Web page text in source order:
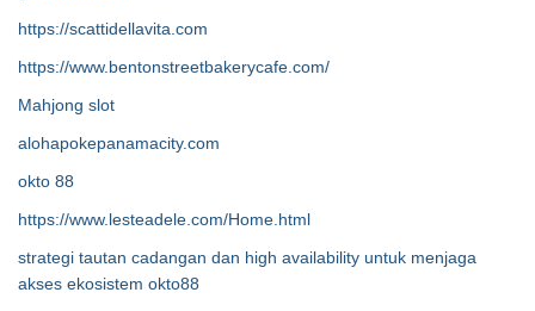
https://scattidellavita.com
https://www.bentonstreetbakerycafe.com/
Mahjong slot
alohapokepanamacity.com
okto 88
https://www.lesteadele.com/Home.html
strategi tautan cadangan dan high availability untuk menjaga
akses ekosistem okto88